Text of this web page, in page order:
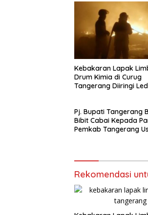
Kebakaran Lapak
Drum Kimia di Curug
Tangerang Diiringi
Pj. Bupati Tangerang
Bibit Cabai Kepada
Pemkab Tangerang
Rekomendasi